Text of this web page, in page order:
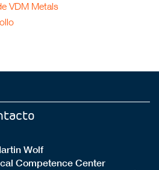
VDM Metals
Wolf
Competence Center